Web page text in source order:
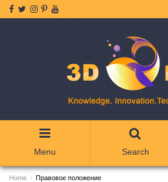
Menu Search
Home Правовое положение